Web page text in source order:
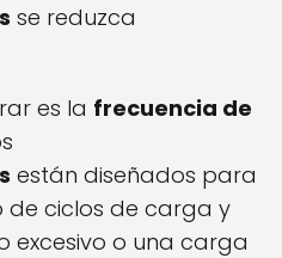
se reduzca
es la frecuencia de
están diseñados para
de ciclos de carga y
excesivo o una carga